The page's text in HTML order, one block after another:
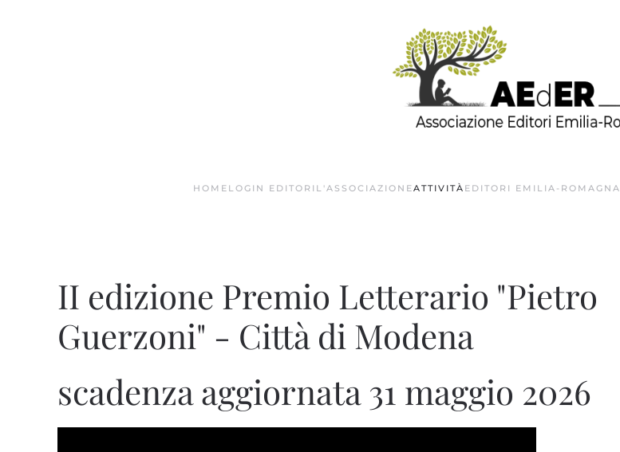
HOME LOGIN EDITORI L'ASSOCIAZIONEATTIVITÀ EDITORI EMILIA-ROMAGNA
II edizione Premio Letterario "Pietro
Guerzoni" - Città di Modena
scadenza aggiornata 31 maggio 2026